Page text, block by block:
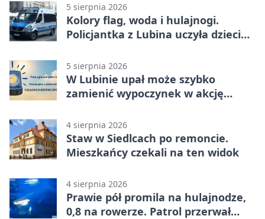
5 sierpnia 2026
Kolory flag, woda i hulajnogi.
Policjantka z Lubina uczyła dzieci
5 sierpnia 2026
W Lubinie upał może szybko
zamienić wypoczynek w akcję
4 sierpnia 2026
Staw w Siedlcach po remoncie.
Mieszkańcy czekali na ten widok
4 sierpnia 2026
Prawie pół promila na hulajnodze,
0,8 na rowerze. Patrol przerwał